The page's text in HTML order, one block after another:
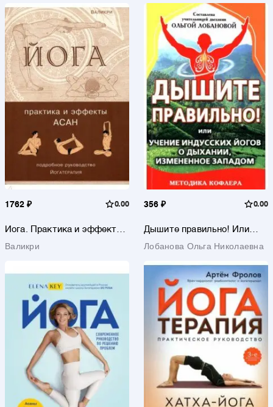
1762 ₽ 0.00
Йога. Практика и эффекты
человека
Валикри
356 ₽ 0.00
Дышите правильно! Или
дыхании
Лобанова Ольга Николаевна